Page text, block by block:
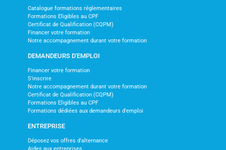
Catalogue formations réglementaires
Formations Eligibles au CPF
Certificat de Qualification (CQPM)
Financer votre formation
Notre accompagnement durant votre formation
DEMANDEURS D'EMPLOI
Financer votre formation
S'inscrire
Notre accompagnement durant votre formation
Certificat de Qualification (CQPM)
Formations Eligibles au CPF
Formations dédiées aux demandeurs d'emploi
ENTREPRISE
Déposez vos offres d'alternance